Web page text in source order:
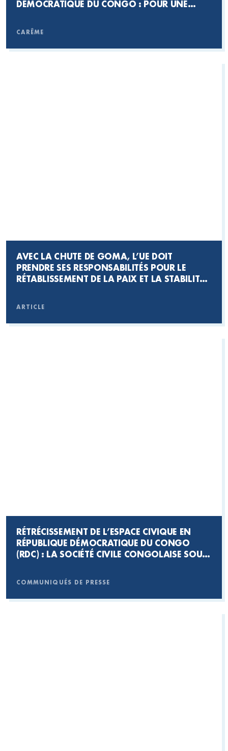
DÉMOCRATIQUE DU CONGO : POUR UNE
MARS !
CARÊME
AVEC LA CHUTE DE GOMA, L’UE DOIT
PRENDRE SES RESPONSABILITÉS POUR LE
RÉTABLISSEMENT DE LA PAIX ET LA STABILITÉ
ARTICLE
RÉTRÉCISSEMENT DE L’ESPACE CIVIQUE EN
RÉPUBLIQUE DÉMOCRATIQUE DU CONGO
(RDC) : LA SOCIÉTÉ CIVILE CONGOLAISE SOUS
COMMUNIQUÉS DE PRESSE